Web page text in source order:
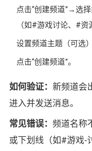
点击“创建频道”→选
（如#游戏讨论、#资
设置频道主题（可选
点击“创建频道”。
如何验证： 新频道会
进入并发送消息。
常见错误： 频道名称
或下划线（如#游戏-